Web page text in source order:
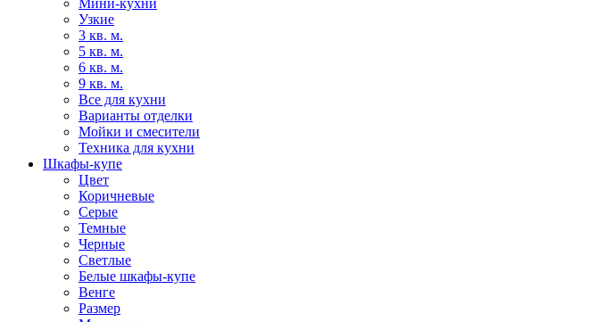
Мини-кухни
Узкие
3 кв. м.
5 кв. м.
6 кв. м.
9 кв. м.
Все для кухни
Варианты отделки
Мойки и смесители
Техника для кухни
Шкафы-купе
Цвет
Коричневые
Серые
Темные
Черные
Светлые
Белые шкафы-купе
Венге
Размер